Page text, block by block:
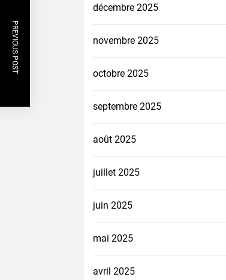
PREVIOUS POST
décembre 2025
novembre 2025
octobre 2025
septembre 2025
août 2025
juillet 2025
juin 2025
mai 2025
avril 2025